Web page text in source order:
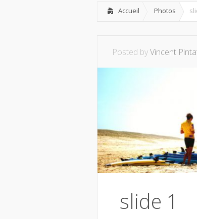
Accueil Photos
Posted byVincent
slide 1